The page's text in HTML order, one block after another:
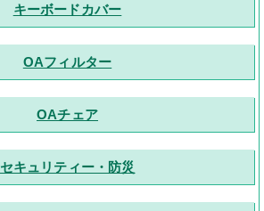
キーボードカバー
OAフィルター
OAチェア
セキュリティー・防災